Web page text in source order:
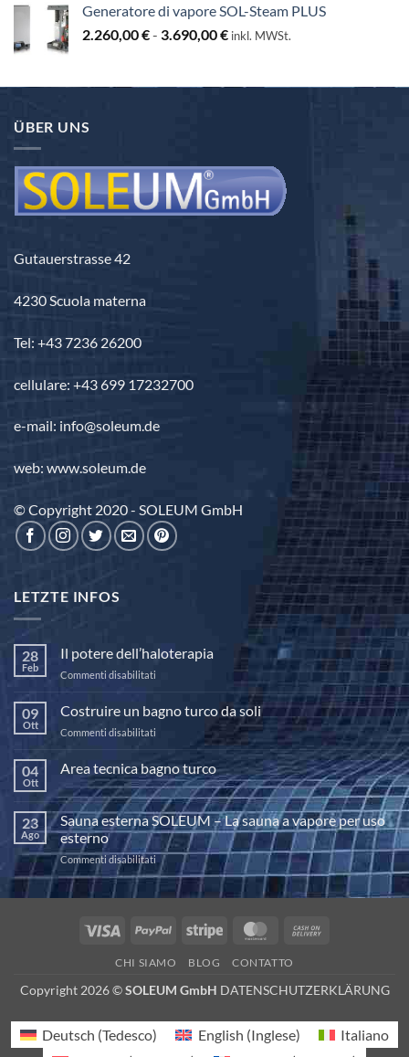
da
3.440,00 €
Generatore di vapore SOL-Steam PLUS
2.260,00€- 3.690,00€Fascia
da
inkl. MWSt.
ÜBER UNS
Gutauerstrasse 42
4230 Scuola materna
Tel: +43 7236 26200
cellulare: +43 699 17232700
e-mail: info@soleum.de
web: www.soleum.de
© Copyright 2020 - SOLEUM GmbH
LETZTE INFOS
28
Feb
Il potere dell’haloterapia
Commenti disabilitati
dell’haloterapia
09
Ott
Costruire un bagno turco da soli
Commenti disabilitati
Costruire
bagno
turco
da
soli
04
Ott
Area tecnica bagno turco
Nessun
commento
su
Area
tecnica
bagno
turco
23
Ago
Sauna esterna SOLEUM – La sauna a vapore per uso
esterno
Commenti disabilitatisu
Sauna
esterna
La
a
per
esterno
Visa PayPal Stripe MasterCard
CHI SIAMO BLOG CONTATTO
Copyright 2026 ©SOLEUM GmbH DATENSCHUTZERKLÄRUNG
Deutsch (Tedesco) English (Inglese)
Italiano